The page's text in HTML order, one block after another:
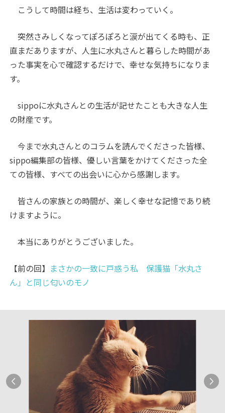
こうして時間は経ち、生活は変わっていく。
突然さみしくなってぽろぽろと涙が出てくる時も、正
直まだありますが、人生に水丸さんと暮らした時間があ
った事実を心で確認するだけで、幸せな気持ちになりま
す。
sippoに水丸さんとの生活が記せたことも大きな人生
の財産です。
今まで水丸さんとのコラムを読んでくださった皆様、
sippo編集部の皆様、優しい言葉をかけてくださった全
ての皆様、すべての出会いに心から感謝します。
皆さんの家族との時間が、楽しく幸せな記憶であり続
けますように。
本当にありがとうございました。
【前の回】 まさかの一致に戸惑う私 保護猫「水丸さ
ん」と同じ匂いのモノ